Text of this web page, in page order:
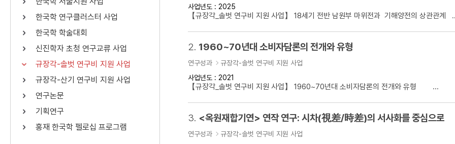
연산자 설명
AND
OR 정조 OR 정약용 “정조” 또는 “정약용”이 포함된 자료를 검색
“정조”가 나온 후 “정약용”이 나오지 않는 자
료를 검색
한국학 연구클러스터 사업
한국학 학술대회
신진학자 초청 연구교류 사업
규장각-솔벗 연구비 지원 사업
규장각-산기 연구비 지원 사업
연구논문
기획연구
홍재 한국학 펠로십 프로그램
사업년도 : 2025
【규장각_솔벗 연구비 지원 사업】 18세기 전반 남원부 마위전과 기해양전의 상관관계
2. 1960~70년대 소비자담론의 전개와 유형
연구성과
규장각-솔벗 연구비 지원 사업
사업년도 : 2021
【규장각_솔벗 연구비 지원 사업】 1960~70년대 소비자담론의 전개와 유형 ...
3. <옥원재합기연> 연작 연구: 시차(視差/時差)의 서사화를 중심으로
연구성과
규장각-솔벗 연구비 지원 사업